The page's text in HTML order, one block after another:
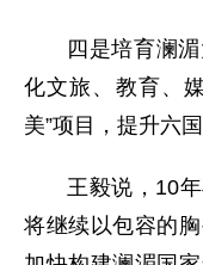
四是培育澜
化文旅、教育、
美”项目，提升六
王毅说，10
将继续以包容的